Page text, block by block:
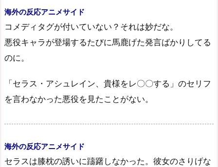
海外の反応アニメサイド
コメディタグが付いていない？それは妙だな。
悪役キャラが登場するたびに馬鹿げた発言ばかりしてる
のに。
「セラス・アシュレイン、貴様をレ〇〇する」のセリフ
を言わなかった悪役を見たことがない。
海外の反応アニメサイド
セラスは膝枕の誘いに躊躇しなかった。彼女のさりげな